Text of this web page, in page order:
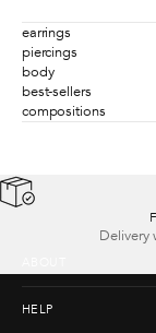
earrings
piercings
body
best-sellers
compositions
Delivery
HELP